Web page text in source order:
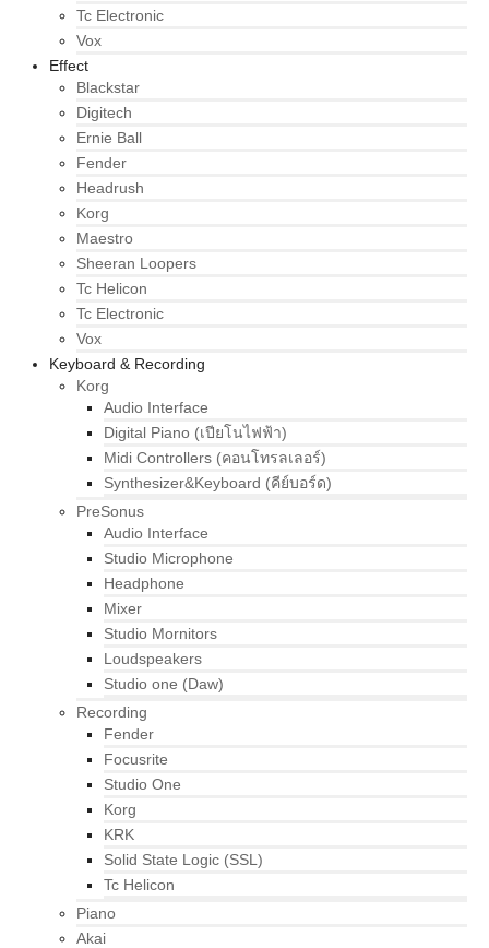
Tc Electronic
Vox
Effect
Blackstar
Digitech
Ernie Ball
Fender
Headrush
Korg
Maestro
Sheeran Loopers
Tc Helicon
Tc Electronic
Vox
Keyboard & Recording
Korg
Audio Interface
Digital Piano (เปียโนไฟฟ้า)
Midi Controllers (คอนโทรลเลอร์)
Synthesizer&Keyboard (คีย์บอร์ด)
PreSonus
Audio Interface
Studio Microphone
Headphone
Mixer
Studio Mornitors
Loudspeakers
Studio one (Daw)
Recording
Fender
Focusrite
Studio One
Korg
KRK
Solid State Logic (SSL)
Tc Helicon
Piano
Akai